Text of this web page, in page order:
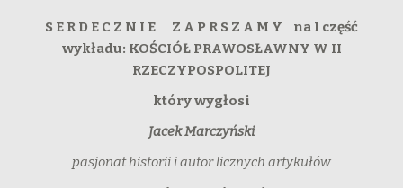
S E R D E C Z N I E Z A P R S Z A M Y na I część
wykładu: KOŚCIÓŁ PRAWOSŁAWNY W II
RZECZYPOSPOLITEJ
który wygłosi
Jacek Marczyński
pasjonat historii i autor licznych artykułów